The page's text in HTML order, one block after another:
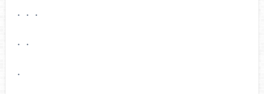
・・・
・・
・